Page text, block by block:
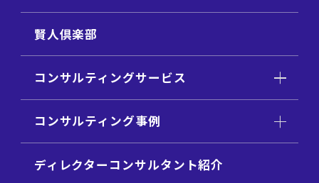
賢人倶楽部
コンサルティングサービス
コンサルティング事例
ディレクターコンサルタント紹介